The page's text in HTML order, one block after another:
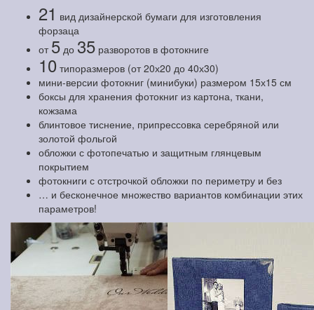
21 вид дизайнерской бумаги для изготовления
форзаца
от 5 до 35 разворотов в фотокниге
10 типоразмеров (от 20х20 до 40х30)
мини-версии фотокниг (минибуки) размером 15х15 см
боксы для хранения фотокниг из картона, ткани,
кожзама
блинтовое тиснение, припрессовка серебряной или
золотой фольгой
обложки с фотопечатью и защитным глянцевым
покрытием
фотокниги с отстрочкой обложки по периметру и без
… и бесконечное множество вариантов комбинации этих
параметров!